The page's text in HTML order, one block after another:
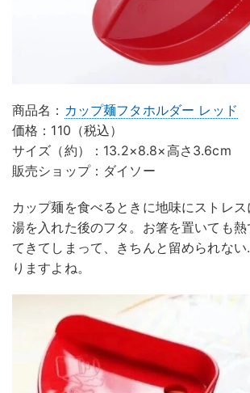
商品名： カップ麺フタホルダー レッド
価格：110（税込）
サイズ（約）：13.2×8.8×高さ3.6cm
販売ショップ：ダイソー
カップ麺を食べるときに地味にストレ
湯を入れた後のフタ。お箸を置いても
てきてしまって、きちんと留められな
りますよね。